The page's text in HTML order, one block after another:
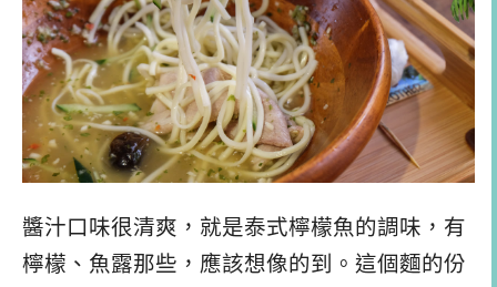
醬汁口味很清爽，就是泰式檸檬魚的調味，有
檸檬、魚露那些，應該想像的到。這個麵的份